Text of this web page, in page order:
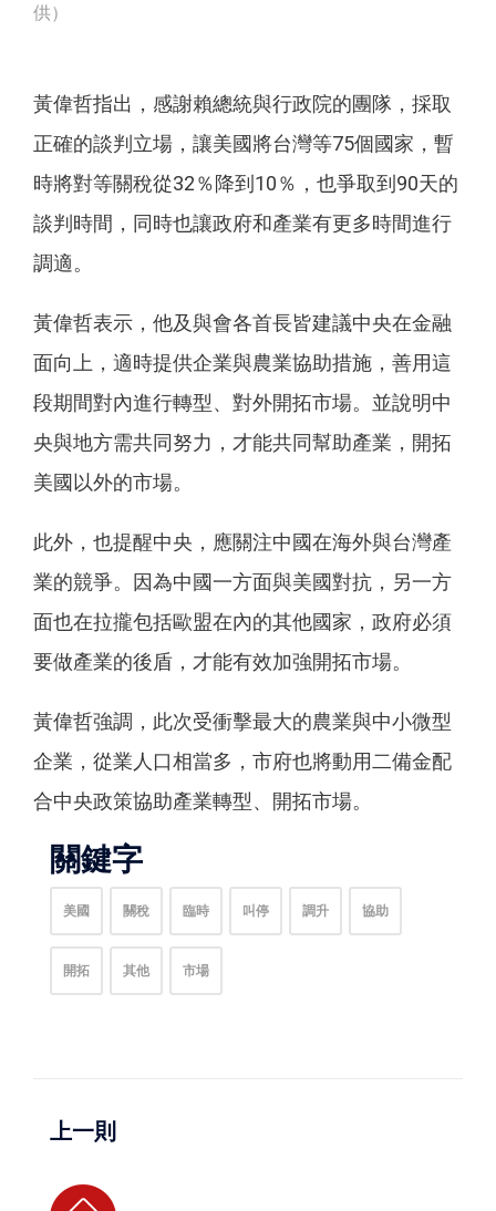
供）
黃偉哲指出，感謝賴總統與行政院的團隊，採取
正確的談判立場，讓美國將台灣等75個國家，暫
時將對等關稅從32％降到10％，也爭取到90天的
談判時間，同時也讓政府和產業有更多時間進行
調適。
黃偉哲表示，他及與會各首長皆建議中央在金融
面向上，適時提供企業與農業協助措施，善用這
段期間對內進行轉型、對外開拓市場。並說明中
央與地方需共同努力，才能共同幫助產業，開拓
美國以外的市場。
此外，也提醒中央，應關注中國在海外與台灣產
業的競爭。因為中國一方面與美國對抗，另一方
面也在拉攏包括歐盟在內的其他國家，政府必須
要做產業的後盾，才能有效加強開拓市場。
黃偉哲強調，此次受衝擊最大的農業與中小微型
企業，從業人口相當多，市府也將動用二備金配
合中央政策協助產業轉型、開拓市場。
關鍵字
美國 關稅 臨時 叫停 調升 協助
開拓 其他 市場
上一則